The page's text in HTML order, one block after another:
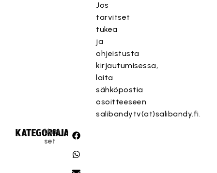
Jos
tarvitset
tukea
ja
ohjeistusta
kirjautumisessa,
laita
sähköpostia
osoitteeseen
salibandytv(at)salibandy.fi.
KATEGORIA:
Uuti
set
JAA: